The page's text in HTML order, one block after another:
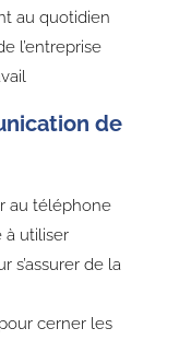
au quotidien
l’entreprise
de
au téléphone
à utiliser
s’assurer de la
cerner les